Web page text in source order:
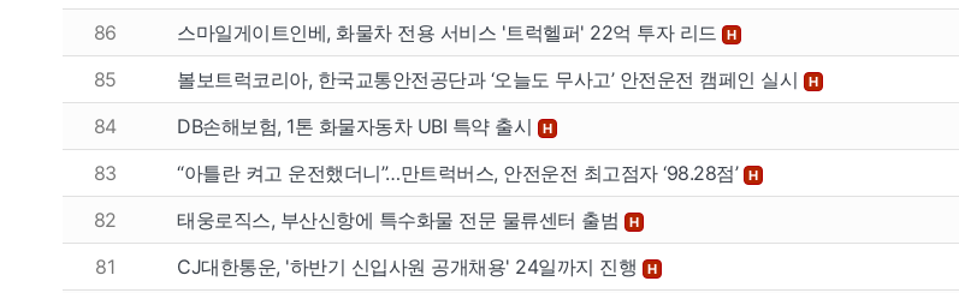
86
스마일게이트인베, 화물차 전용 서비스 '트럭헬퍼' 22억 투자 리드 H
85
볼보트럭코리아, 한국교통안전공단과 ‘오늘도 무사고’ 안전운전 캠페인 실시 H
84
DB손해보험, 1톤 화물자동차 UBI 특약 출시 H
83
“아틀란 켜고 운전했더니”…만트럭버스, 안전운전 최고점자 ‘98.28점’ H
82
태웅로직스, 부산신항에 특수화물 전문 물류센터 출범 H
81
CJ대한통운, '하반기 신입사원 공개채용' 24일까지 진행 H